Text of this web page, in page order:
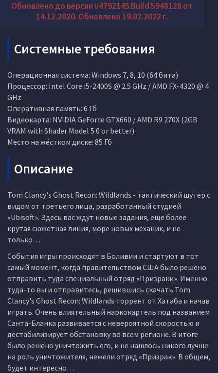
Обновлено до версии v4792145 Build 5948128 от
14.12.2020. Обновлено 19.02.2022 г.
Системные требования
Операционная система: Windows 7, 8, 10 (64 бита)
Процессор: Intel Core i5-2400S @ 2.5 GHz / AMD FX-4320 @ 4
GHz
Оперативная память: 6 Гб
Видеокарта: NVIDIA GeForce GTX660 / AMD R9 270X (2GB
VRAM with Shader Model 5.0 or better)
Место на жёстком диске: 85 Гб
Описание
Tom Clancy's Ghost Recon: Wildlands - тактический шутер с
видом от третьего лица, разработанный студией
«Ubisoft». Здесь вас ждут новые задания, еще более
крутая сюжетная линия, море новых механик, и не
только…
События игры происходят в Боливии и стартуют в тот
самый момент, когда правительством США было решено
отправить туда специальный отряд «Призраки». Именно
туда-то вы и отправитесь, решившись скачать Tom
Clancy's Ghost Recon: Wildlands торрент от Хатаба и начав
играть. Очень влиятельный наркокартель под названием
Санта-Бланка развивается с невероятной скоростью и
дестабилизирует обстановку во всем регионе. В итоге
было решено уничтожить его, и не нашлось никого лучше
на роль уничтожителя, нежели отряд «Призрак». В общем,
будет интересно…